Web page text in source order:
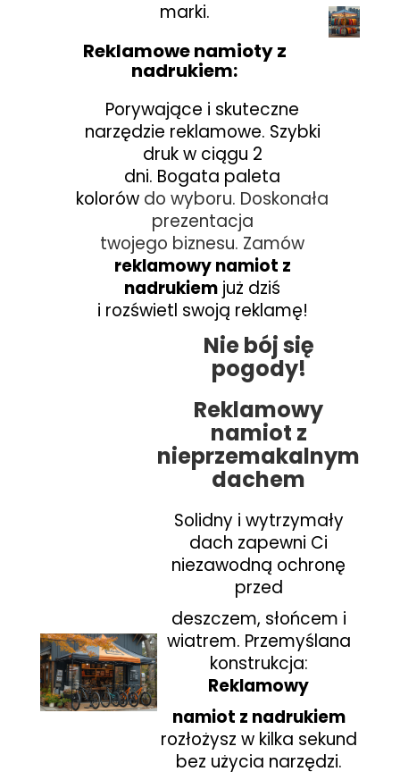
marki.
Reklamowe namioty z
nadrukiem:
Porywające i skuteczne
narzędzie reklamowe. Szybki
druk w ciągu 2
dni. Bogata paleta
kolorów do wyboru. Doskonała
prezentacja
twojego biznesu. Zamów
reklamowy namiot z
nadrukiem już dziś
i rozświetl swoją reklamę!
Nie bój się
pogody!
Reklamowy
namiot z
nieprzemakalnym
dachem
Solidny i wytrzymały
dach zapewni Ci
niezawodną ochronę
przed
deszczem, słońcem i
wiatrem. Przemyślana
konstrukcja:
Reklamowy
namiot z nadrukiem
rozłożysz w kilka sekund
bez użycia narzędzi.